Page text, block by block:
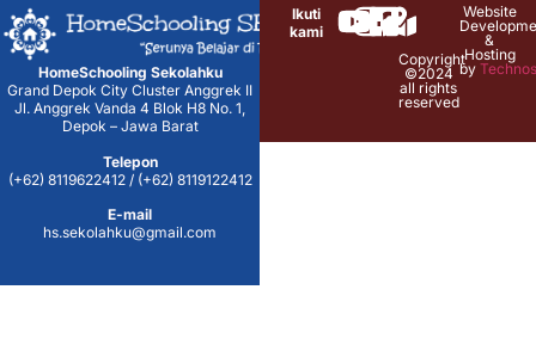
HomeSchooling Sekolahku
Grand Depok City Cluster Anggrek II
Jl. Anggrek Vanda 4 Blok H8 No. 1,
Depok – Jawa Barat
Telepon
(+62) 8119622412 / (+62) 8119122412
E-mail
hs.sekolahku@gmail.com
Ikuti
kami
Copyright
©2024
all rights
reserved
Website
&
Hosting
by